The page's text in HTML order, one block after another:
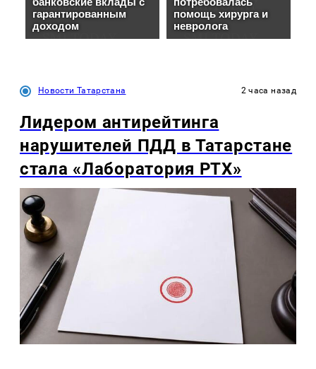
Новости Татарстана 2 часа назад
Лидером антирейтинга
нарушителей ПДД в Татарстане
стала «Лаборатория РТХ»